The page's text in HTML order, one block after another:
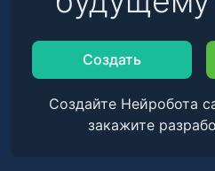
Создать
Создайте Нейробота
закажите